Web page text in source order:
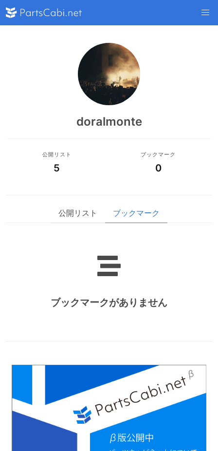
doralmonte
公開リスト
5
ブックマーク
0
公開リスト ブックマーク
ブックマークがありません